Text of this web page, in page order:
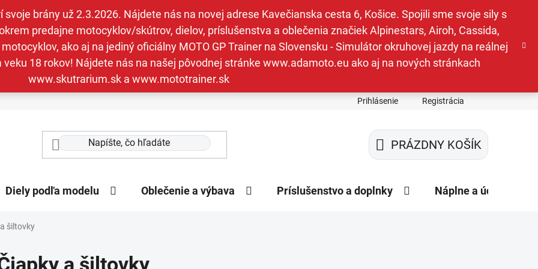
brány už 2.3.2026. Nájdete nás na novej adrese Kavečianska cesta 6, Košice. Spojili sme svoje sily s
predajne motocyklov/skútrov, dielov, príslušenstva a oblečenia značiek Alpinestars, Airoh, Cassida,
ako aj na jediný oficiálny MOTO GP Trainer na Slovensku - Simulátor okruhovej jazdy na reálnej
18 rokov! Nájdete nás na našej pôvodnej stránke www.adamoto.eu ako aj na nových stránkach
www.skutrarium.sk a www.mototrainer.sk
Prihlásenie Registrácia
NÁKUPNÝ
KOŠÍK
PRÁZDNY KOŠÍK
Diely podľa modelu Oblečenie a výbava Príslušenstvo a doplnky Náplne a údržba
šiltovky
a šiltovky